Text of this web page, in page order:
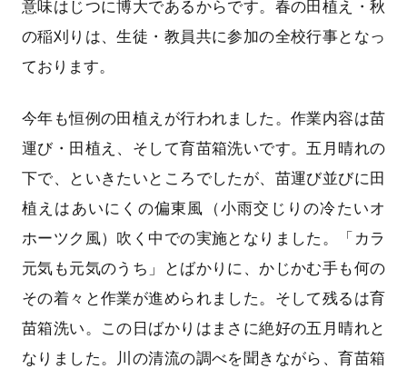
意味はじつに博大であるからです。春の田植え・秋
の稲刈りは、生徒・教員共に参加の全校行事となっ
ております。
今年も恒例の田植えが行われました。作業内容は苗
運び・田植え、そして育苗箱洗いです。五月晴れの
下で、といきたいところでしたが、苗運び並びに田
植えはあいにくの偏東風（小雨交じりの冷たいオ
ホーツク風）吹く中での実施となりました。「カラ
元気も元気のうち」とばかりに、かじかむ手も何の
その着々と作業が進められました。そして残るは育
苗箱洗い。この日ばかりはまさに絶好の五月晴れと
なりました。川の清流の調べを聞きながら、育苗箱